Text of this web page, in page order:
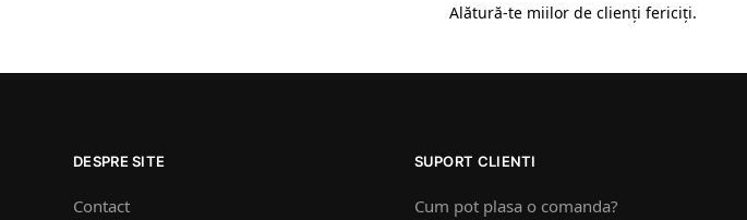
Alătură-te miilor de clienți fericiți.
DESPRE SITE
Contact
SUPORT CLIENTI
Cum pot plasa o comanda?